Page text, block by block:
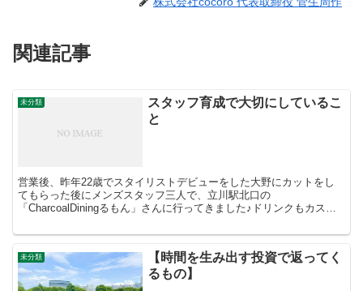
関連記事
未分類
スタッフ育成で大切にしているこ
と
営業後、昨年22歳でスタイリストデビューをした大野にカットをし
てもらった後にメンズスタッフ三人で、立川駅北口の
「CharcoalDiningるもん」さんに行ってきました♪ドリンクもカスタ
未分類
【時間を生み出す投資で返ってく
るもの】